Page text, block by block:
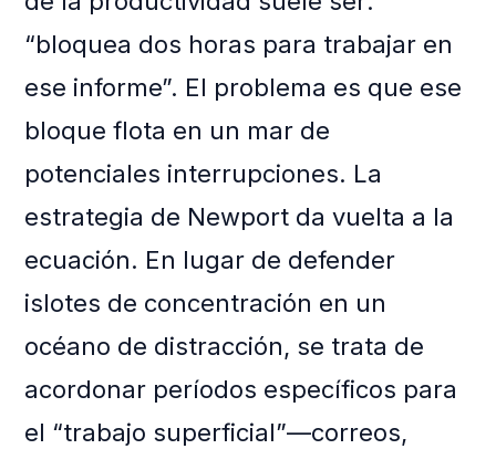
“bloquea dos horas para trabajar en
ese informe”. El problema es que ese
bloque flota en un mar de
potenciales interrupciones. La
estrategia de Newport da vuelta a la
ecuación. En lugar de defender
islotes de concentración en un
océano de distracción, se trata de
acordonar períodos específicos para
el “trabajo superficial”—correos,